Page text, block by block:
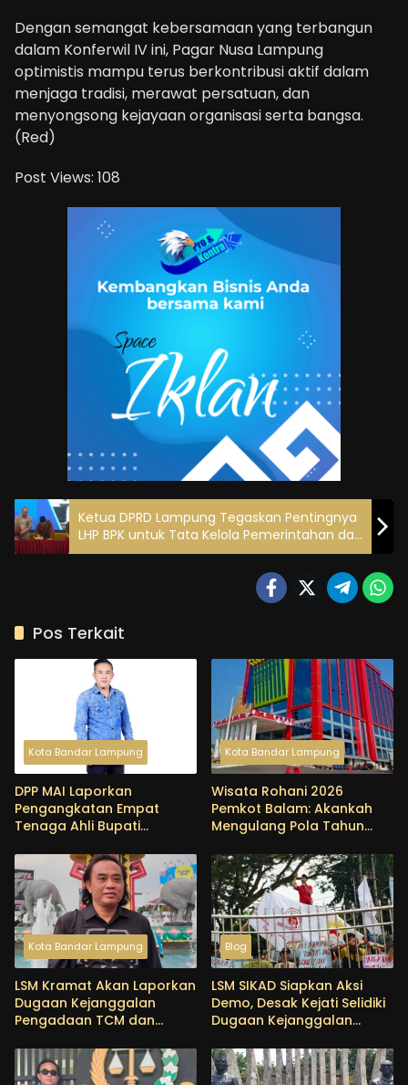
Dengan semangat kebersamaan yang terbangun
dalam Konferwil IV ini, Pagar Nusa Lampung
optimistis mampu terus berkontribusi aktif dalam
menjaga tradisi, merawat persatuan, dan
menyongsong kejayaan organisasi serta bangsa.
(Red)
Post Views: 108
Ketua DPRD Lampung Tegaskan Pentingnya
LHP BPK untuk Tata Kelola Pemerintahan dan
Ketahanan Pangan
Pos Terkait
Kota Bandar Lampung
DPP MAI Laporkan
Pengangkatan Empat
Tenaga Ahli Bupati
Dugaan Pemborosan
Anggaran
Kota Bandar Lampung
Wisata Rohani 2026
Pemkot Balam: Akankah
Mengulang Pola Tahun
BPK?
Kota Bandar Lampung
LSM Kramat Akan Laporkan
Dugaan Kejanggalan
Pengadaan TCM dan
Dinkes Tubaba ke KPK dan
Kejagung
Blog
LSM SIKAD Siapkan Aksi
Demo, Desak Kejati Selidiki
Dugaan Kejanggalan